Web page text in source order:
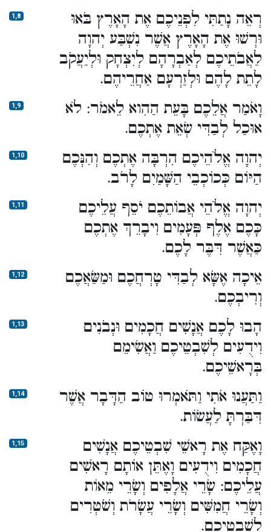
1,8
רְאֵה נָתַתִּי לִפְנֵיכֶם אֶת הָאָרֶץ בֹּאוּ
וּרְשׁוּ אֶת הָאָרֶץ אֲשֶׁר נִשְׁבַּע יְהוָה
לַאֲבֹתֵיכֶם לְאַבְרָהָם לְיִצְחָק וּלְיַעֲקֹב
לָתֵת לָהֶם וּלְזַרְעָם אַחֲרֵיהֶם.
1,9
וָאֹמַר אֲלֵכֶם בָּעֵת הַהִוא לֵאמֹר: לֹא
אוּכַל לְבַדִּי שְׂאֵת אֶתְכֶם.
1,10
יְהוָה אֱלֹהֵיכֶם הִרְבָּה אֶתְכֶם וְהִנְּכֶם
הַיּוֹם כְּכוֹכְבֵי הַשָּׁמַיִם לָרֹב.
1,11
יְהוָה אֱלֹהֵי אֲבוֹתֵכֶם יֹסֵף עֲלֵיכֶם
כָּכֶם אֶלֶף פְּעָמִים וִיבָרֵךְ אֶתְכֶם
כַּאֲשֶׁר דִּבֶּר לָכֶם.
1,12
אֵיכָה אֶשָּׂא לְבַדִּי טָרְחֲכֶם וּמַשַּׂאֲכֶם
וְרִיבְכֶם.
1,13
הָבוּ לָכֶם אֲנָשִׁים חֲכָמִים וּנְבֹנִים
וִידֻעִים לְשִׁבְטֵיכֶם וַאֲשִׂימֵם
בְּרָאשֵׁיכֶם.
1,14
וַתַּעֲנוּ אֹתִי וַתֹּאמְרוּ טוֹב הַדָּבָר אֲשֶׁר
דִּבַּרְתָּ לַעֲשׂוֹת.
1,15
וָאֶקַּח אֶת רָאשֵׁי שִׁבְטֵיכֶם אֲנָשִׁים
חֲכָמִים וִידֻעִים וָאֶתֵּן אוֹתָם רָאשִׁים
עֲלֵיכֶם: שָׂרֵי אֲלָפִים וְשָׂרֵי מֵאוֹת
וְשָׂרֵי חֲמִשִּׁים וְשָׂרֵי עֲשָׂרֹת וְשֹׁטְרִים
לְשִׁבְטֵיכֶם.